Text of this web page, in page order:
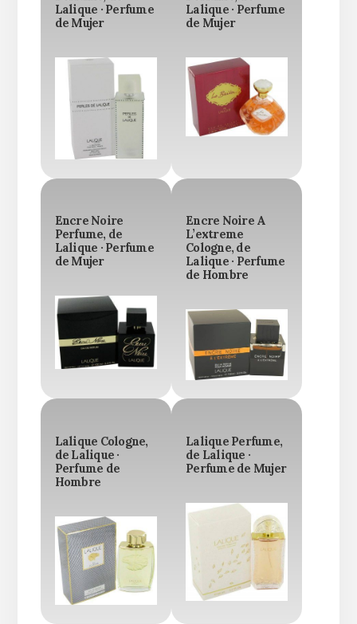
Lalique · Perfume
de Mujer
Lalique · Perfume
de Mujer
Encre Noire
Perfume, de
Lalique · Perfume
de Mujer
Encre Noire A
L’extreme
Cologne, de
Lalique · Perfume
de Hombre
Lalique Cologne,
de Lalique ·
Perfume de
Hombre
Lalique Perfume,
de Lalique ·
Perfume de Mujer